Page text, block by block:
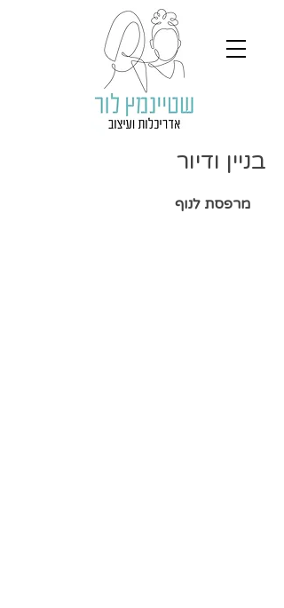
בניין ודיור
מרפסת לנוף